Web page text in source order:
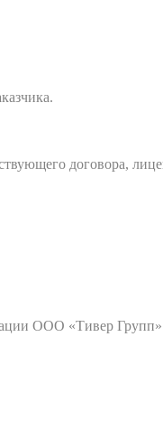
договора,
ООО «Тивер